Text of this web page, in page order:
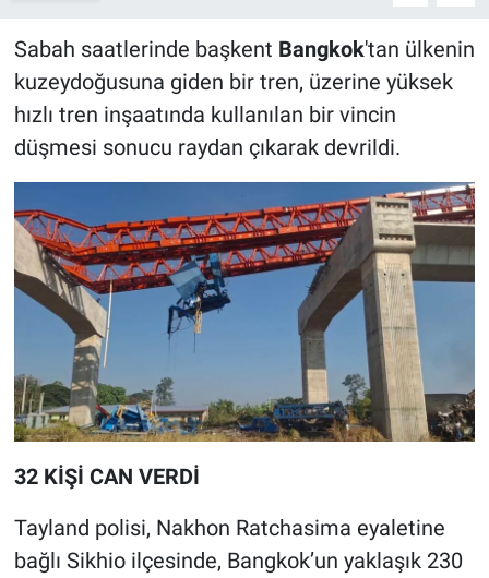
Sabah saatlerinde başkent Bangkok'tan ülkenin
kuzeydoğusuna giden bir tren, üzerine yüksek
hızlı tren inşaatında kullanılan bir vincin
düşmesi sonucu raydan çıkarak devrildi.
32 KİŞİ CAN VERDİ
Tayland polisi, Nakhon Ratchasima eyaletine
bağlı Sikhio ilçesinde, Bangkok’un yaklaşık 230